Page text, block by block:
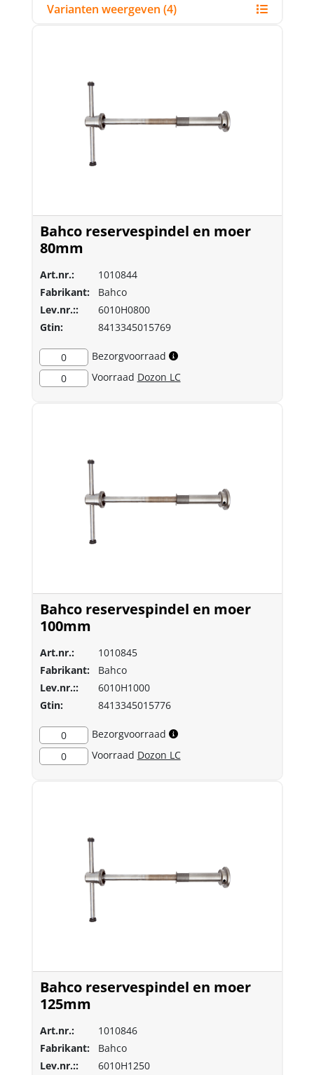
Varianten weergeven (4)
Bahco reservespindel en moer
80mm
Art.nr.:
1010844
Fabrikant:
Bahco
Lev.nr.::
6010H0800
Gtin:
8413345015769
0
Bezorgvoorraad
0
Voorraad Dozon LC
Bahco reservespindel en moer
100mm
Art.nr.:
1010845
Fabrikant:
Bahco
Lev.nr.::
6010H1000
Gtin:
8413345015776
0
Bezorgvoorraad
0
Voorraad Dozon LC
Bahco reservespindel en moer
125mm
Art.nr.:
1010846
Fabrikant:
Bahco
Lev.nr.::
6010H1250